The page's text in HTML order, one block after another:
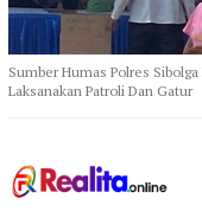
Sumber Humas Polres
Laksanakan Patroli Dan Gatur